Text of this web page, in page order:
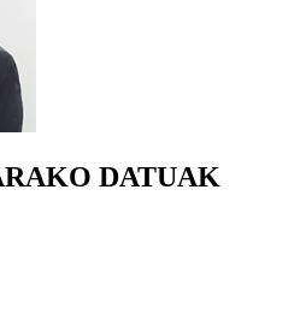
DATUAK